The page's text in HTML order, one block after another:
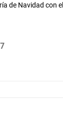
de Navidad con el